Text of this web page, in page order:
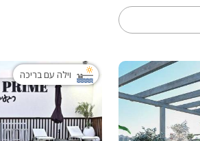
וילה עם בריכה